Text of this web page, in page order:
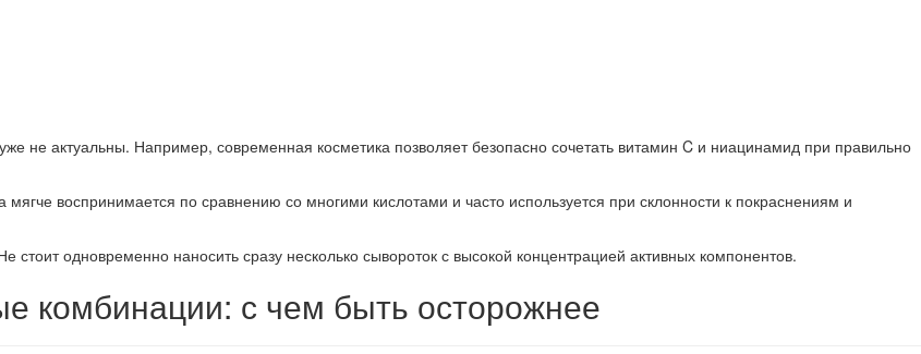
не актуальны. Например, современная косметика позволяет безопасно сочетать витамин C и ниацинамид при правильно
воспринимается по сравнению со многими кислотами и часто используется при склонности к покраснениям и
одновременно наносить сразу несколько сывороток с высокой концентрацией активных компонентов.
комбинации: с чем быть осторожнее